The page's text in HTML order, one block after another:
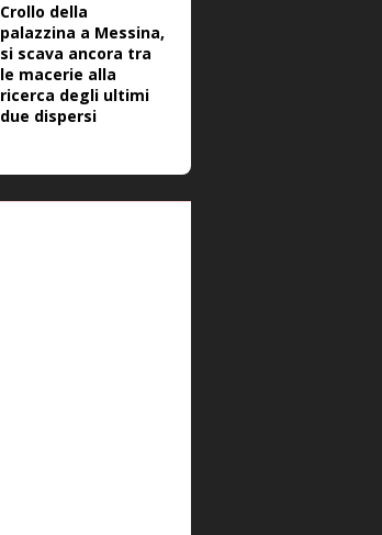
Crollo della
palazzina a Messina,
si scava ancora tra
le macerie alla
ricerca degli ultimi
due dispersi